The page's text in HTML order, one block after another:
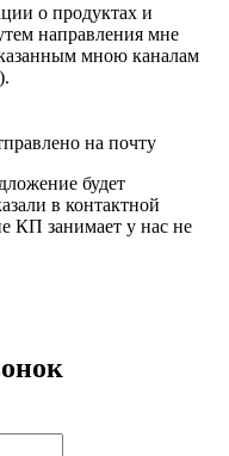
о продуктах и
направления мне
мною каналам
на почту
будет
в контактной
КП занимает у нас не